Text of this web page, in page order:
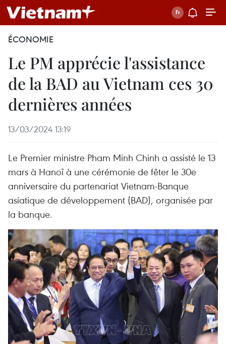
ÉCONOMIE
Le PM apprécie l'assistance
de la BAD au Vietnam ces 30
dernières années
13/03/2024 13:19
Le Premier ministre Pham Minh Chinh a assisté le 13
mars à Hanoï à une cérémonie de fêter le 30e
anniversaire du partenariat Vietnam-Banque
asiatique de développement (BAD), organisée par
la banque.